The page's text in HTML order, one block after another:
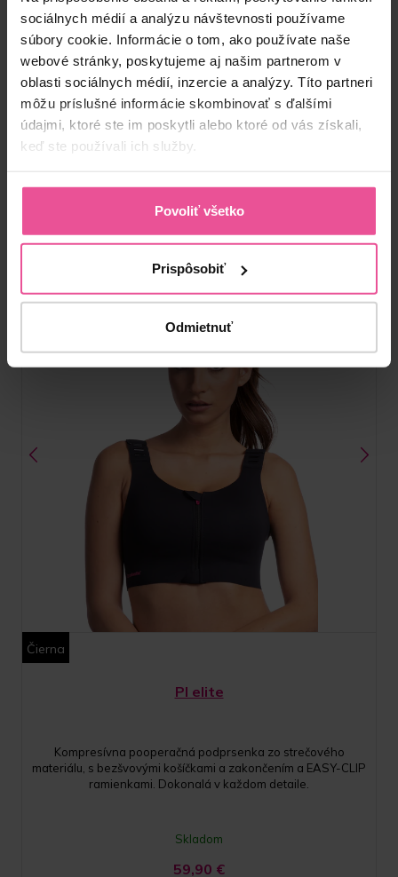
sociálnych médií a analýzu návštevnosti používame
súbory cookie. Informácie o tom, ako používate naše
webové stránky, poskytujeme aj našim partnerom v
oblasti sociálnych médií, inzercie a analýzy. Títo partneri
môžu príslušné informácie skombinovať s ďalšími
údajmi, ktoré ste im poskytli alebo ktoré od vás získali,
keď ste používali ich služby.
Povoliť všetko
Prispôsobiť
Odmietnuť
pohodlie a spokojnosť sú pre nás absolútnou prioritou.
Zaujala vás táto
odpoveď?
Zdieľajte to so svojimi
priateľmi
Zdieľať
Produkty spomínané v tejto
odpovedi:
Čierna
PI elite
Kompresívna pooperačná podprsenka zo strečového
materiálu, s bezšvovými košíčkami a zakončením a EASY-CLIP
ramienkami. Dokonalá v každom detaile.
Skladom
59,90 €